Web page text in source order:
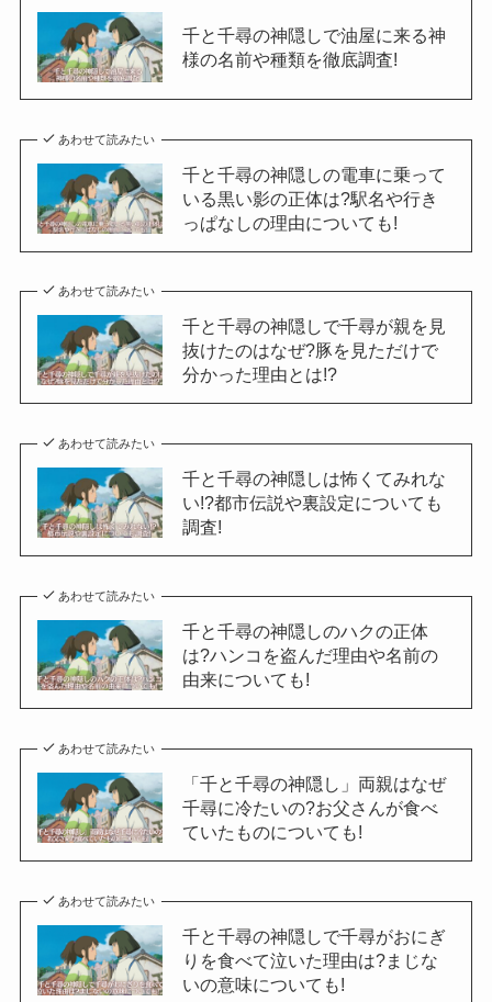
千と千尋の神隠しで油屋に来る神
様の名前や種類を徹底調査!
あわせて読みたい
千と千尋の神隠しの電車に乗って
いる黒い影の正体は?駅名や行き
っぱなしの理由についても!
あわせて読みたい
千と千尋の神隠しで千尋が親を見
抜けたのはなぜ?豚を見ただけで
分かった理由とは!?
あわせて読みたい
千と千尋の神隠しは怖くてみれな
い!?都市伝説や裏設定についても
調査!
あわせて読みたい
千と千尋の神隠しのハクの正体
は?ハンコを盗んだ理由や名前の
由来についても!
あわせて読みたい
「千と千尋の神隠し」両親はなぜ
千尋に冷たいの?お父さんが食べ
ていたものについても!
あわせて読みたい
千と千尋の神隠しで千尋がおにぎ
りを食べて泣いた理由は?まじな
いの意味についても!